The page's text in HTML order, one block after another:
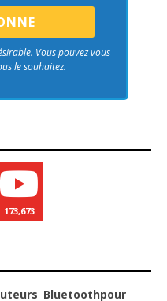
Vous pouvez vous
le souhaitez.
173,673
Bluetoothpour